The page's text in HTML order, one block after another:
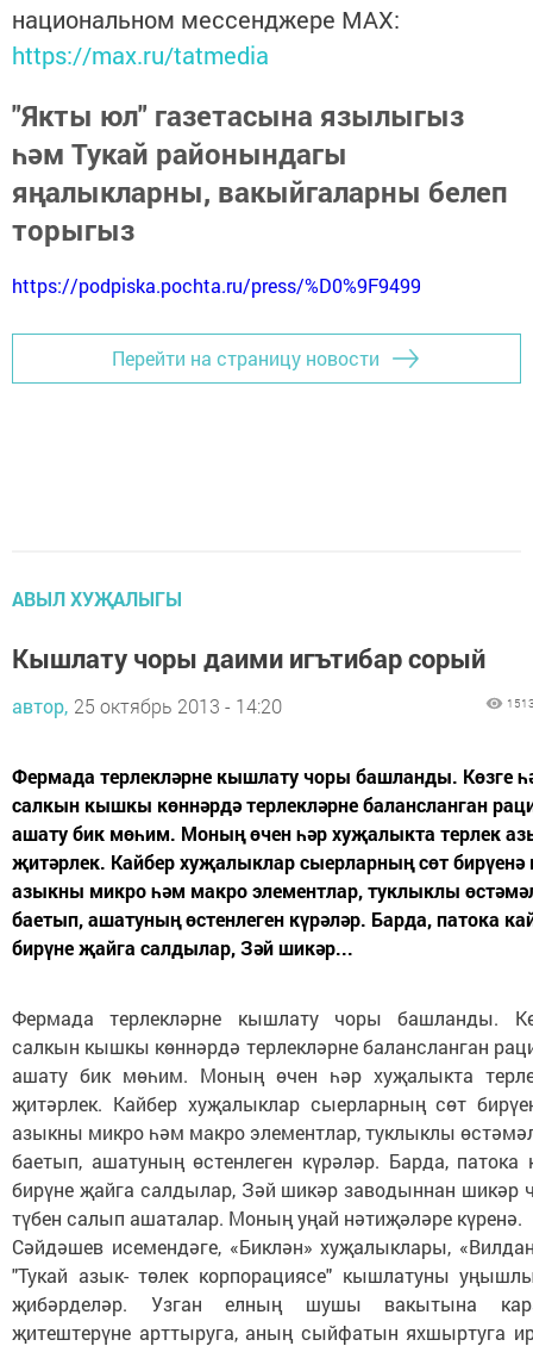
национальном мессенджере MАХ:
https://max.ru/tatmedia
"Якты юл" газетасына язылыгыз
һәм Тукай районындагы
яңалыкларны, вакыйгаларны белеп
торыгыз
https://podpiska.pochta.ru/press/%D0%9F9499
Перейти на страницу новости
АВЫЛ ХУҖАЛЫГЫ
Кышлату чоры даими игътибар сорый
автор, 25 октябрь 2013 - 14:20
Фермада терлекләрне кышлату чоры башланды. Көзге
салкын кышкы көннәрдә терлекләрне балансланган
ашату бик мөһим. Моның өчен һәр хуҗалыкта терлек
җитәрлек. Кайбер хуҗалыклар сыерларның сөт бирүенә
азыкны микро һәм макро элементлар, туклыклы
баетып, ашатуның өстенлеген күрәләр. Барда, патока
бирүне җайга салдылар, Зәй шикәр...
Фермада терлекләрне кышлату чоры башланды.
салкын кышкы көннәрдә терлекләрне балансланган
ашату бик мөһим. Моның өчен һәр хуҗалыкта
җитәрлек. Кайбер хуҗалыклар сыерларның сөт
азыкны микро һәм макро элементлар, туклыклы
баетып, ашатуның өстенлеген күрәләр. Барда, патока
бирүне җайга салдылар, Зәй шикәр заводыннан шикәр
түбен салып ашаталар. Моның уңай нәтиҗәләре күренә.
Сәйдәшев исемендәге, «Биклән» хуҗалыклары,
"Тукай азык- төлек корпорациясе" кышлатуны
җибәрделәр. Узган елның шушы вакытына
җитештерүне арттыруга, аның сыйфатын яхшыртуга